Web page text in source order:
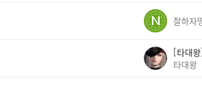
잘하자
타대왕
타대왕